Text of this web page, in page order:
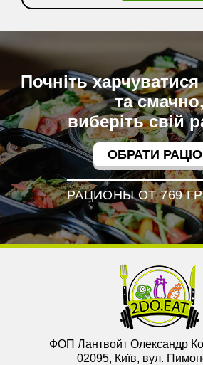
Почніть
та
виберіть свій
ОБРАТИ
РАЦИОНЫ ОТ 769
ФОП Лантвойт Олександр
02095, Київ, вул.